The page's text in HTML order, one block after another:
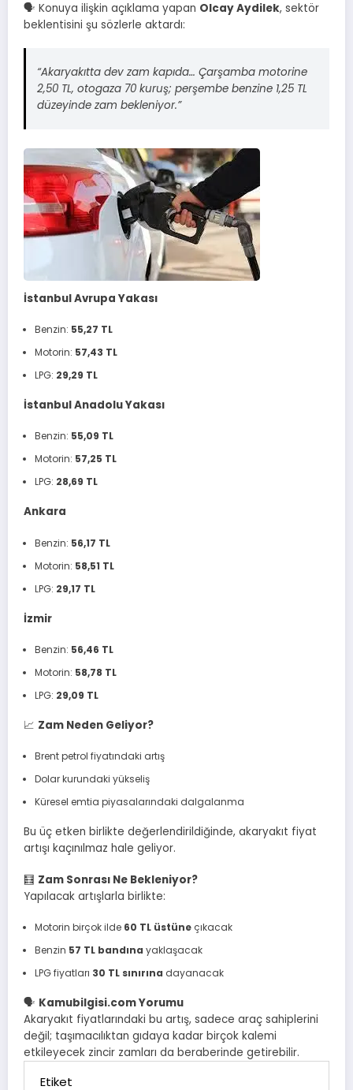
🗣️ Konuya ilişkin açıklama yapan Olcay Aydilek, sektör
beklentisini şu sözlerle aktardı:
“Akaryakıtta dev zam kapıda… Çarşamba motorine
2,50 TL, otogaza 70 kuruş; perşembe benzine 1,25 TL
düzeyinde zam bekleniyor.”
İstanbul Avrupa Yakası
Benzin: 55,27 TL
Motorin: 57,43 TL
LPG: 29,29 TL
İstanbul Anadolu Yakası
Benzin: 55,09 TL
Motorin: 57,25 TL
LPG: 28,69 TL
Ankara
Benzin: 56,17 TL
Motorin: 58,51 TL
LPG: 29,17 TL
İzmir
Benzin: 56,46 TL
Motorin: 58,78 TL
LPG: 29,09 TL
📈 Zam Neden Geliyor?
Brent petrol fiyatındaki artış
Dolar kurundaki yükseliş
Küresel emtia piyasalarındaki dalgalanma
Bu üç etken birlikte değerlendirildiğinde, akaryakıt fiyat
artışı kaçınılmaz hale geliyor.
🧮 Zam Sonrası Ne Bekleniyor?
Yapılacak artışlarla birlikte:
Motorin birçok ilde 60 TL üstüneçıkacak
Benzin 57 TL bandına yaklaşacak
LPG fiyatları 30 TL sınırına dayanacak
🗣️ Kamubilgisi.com Yorumu
Akaryakıt fiyatlarındaki bu artış, sadece araç sahiplerini
değil; taşımacılıktan gıdaya kadar birçok kalemi
etkileyecek zincir zamları da beraberinde getirebilir.
Etiket